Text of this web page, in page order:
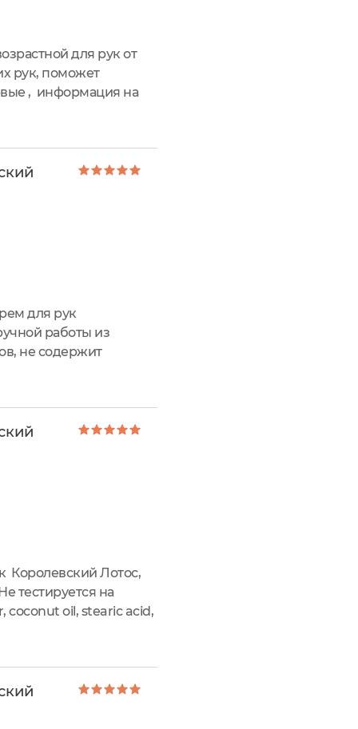
для рук от
рук, поможет
, информация на
для рук
работы из
не содержит
Королевский Лотос,
тестируется на
coconut oil, stearic acid,